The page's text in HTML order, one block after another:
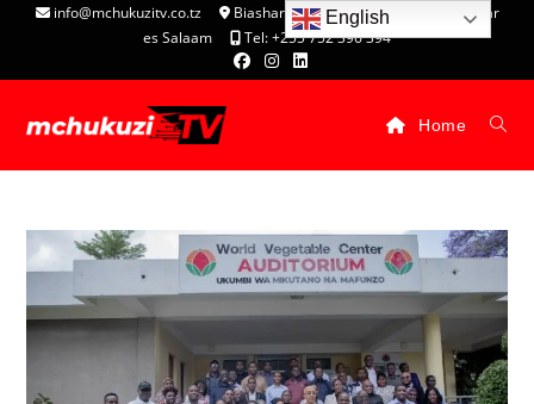
info@mchukuzitv.co.tz
Biashara Complex - P.O. Box 25074, Dar
es Salaam
Tel: +255 752 396 394
Home
English